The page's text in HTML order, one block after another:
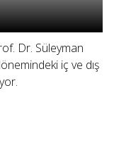
Dr. Süleyman
iç ve dış